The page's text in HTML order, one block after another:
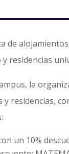
de
residencias
la
residencias,
un 10%